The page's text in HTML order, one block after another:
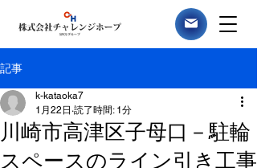
記事
川崎市高津区子母口－駐輪
スペースのライン引き工事
k-kataoka7
1月22日 読了時間: 1分